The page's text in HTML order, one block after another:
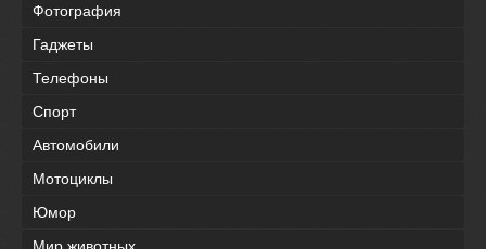
Фотография
Гаджеты
Телефоны
Спорт
Автомобили
Мотоциклы
Юмор